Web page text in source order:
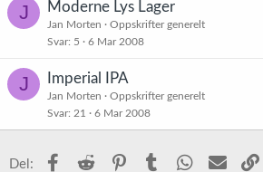
J Moderne Lys Lager
Jan Morten
Oppskrifter generelt
Svar 5 6 Mar 2008
J Imperial IPA
Jan Morten
Oppskrifter generelt
Svar 21 6 Mar 2008
Del: Facebook
Reddit PinterestTumblr WhatsApp
E-post